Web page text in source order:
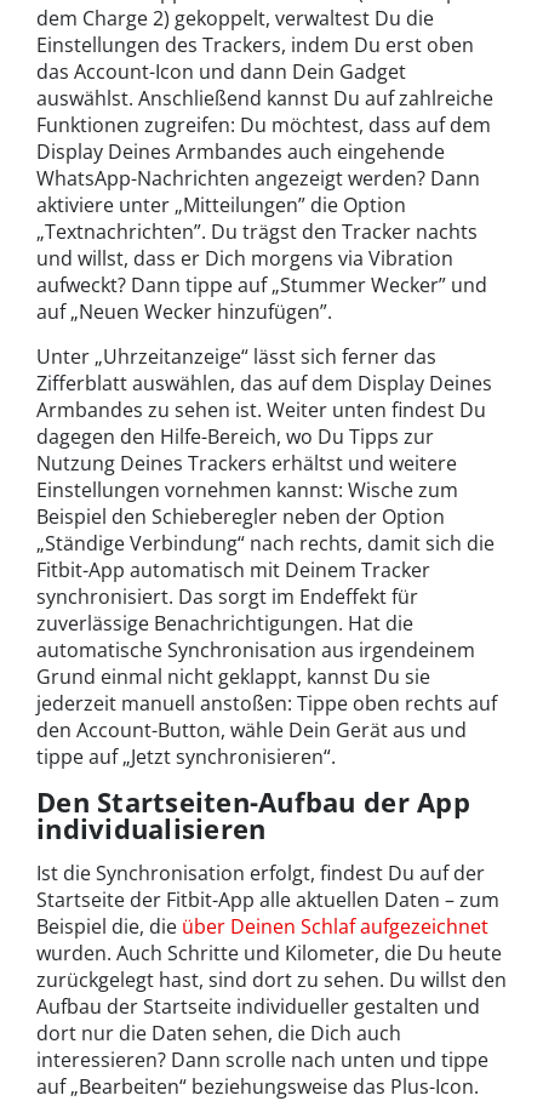
dem Charge 2) gekoppelt, verwaltest Du die
Einstellungen des Trackers, indem Du erst oben
das Account-Icon und dann Dein Gadget
auswählst. Anschließend kannst Du auf zahlreiche
Funktionen zugreifen: Du möchtest, dass auf dem
Display Deines Armbandes auch eingehende
WhatsApp-Nachrichten angezeigt werden? Dann
aktiviere unter „Mitteilungen” die Option
„Textnachrichten”. Du trägst den Tracker nachts
und willst, dass er Dich morgens via Vibration
aufweckt? Dann tippe auf „Stummer Wecker” und
auf „Neuen Wecker hinzufügen”.
Unter „Uhrzeitanzeige“ lässt sich ferner das
Zifferblatt auswählen, das auf dem Display Deines
Armbandes zu sehen ist. Weiter unten findest Du
dagegen den Hilfe-Bereich, wo Du Tipps zur
Nutzung Deines Trackers erhältst und weitere
Einstellungen vornehmen kannst: Wische zum
Beispiel den Schieberegler neben der Option
„Ständige Verbindung“ nach rechts, damit sich die
Fitbit-App automatisch mit Deinem Tracker
synchronisiert. Das sorgt im Endeffekt für
zuverlässige Benachrichtigungen. Hat die
automatische Synchronisation aus irgendeinem
Grund einmal nicht geklappt, kannst Du sie
jederzeit manuell anstoßen: Tippe oben rechts auf
den Account-Button, wähle Dein Gerät aus und
tippe auf „Jetzt synchronisieren“.
Den Startseiten-Aufbau der App
individualisieren
Ist die Synchronisation erfolgt, findest Du auf der
Startseite der Fitbit-App alle aktuellen Daten – zum
Beispiel die, die über Deinen Schlaf aufgezeichnet
wurden. Auch Schritte und Kilometer, die Du heute
zurückgelegt hast, sind dort zu sehen. Du willst den
Aufbau der Startseite individueller gestalten und
dort nur die Daten sehen, die Dich auch
interessieren? Dann scrolle nach unten und tippe
auf „Bearbeiten“ beziehungsweise das Plus-Icon.